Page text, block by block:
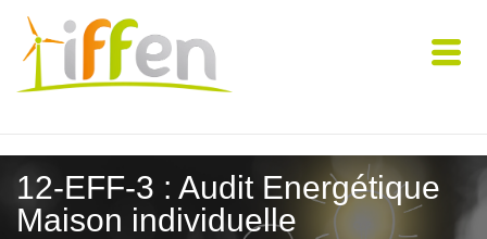
12-EFF-3 : Audit Energétique
Maison individuelle